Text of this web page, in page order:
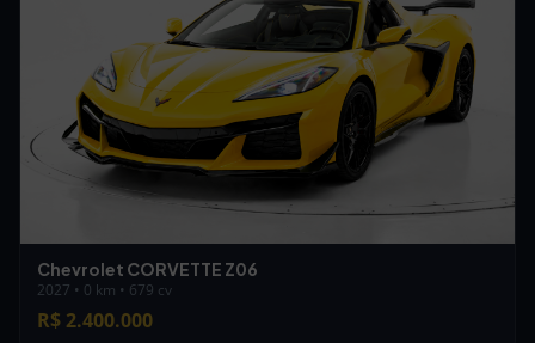
Chevrolet CORVETTE Z06
2027 • 0 km • 679 cv
R$ 2.400.000